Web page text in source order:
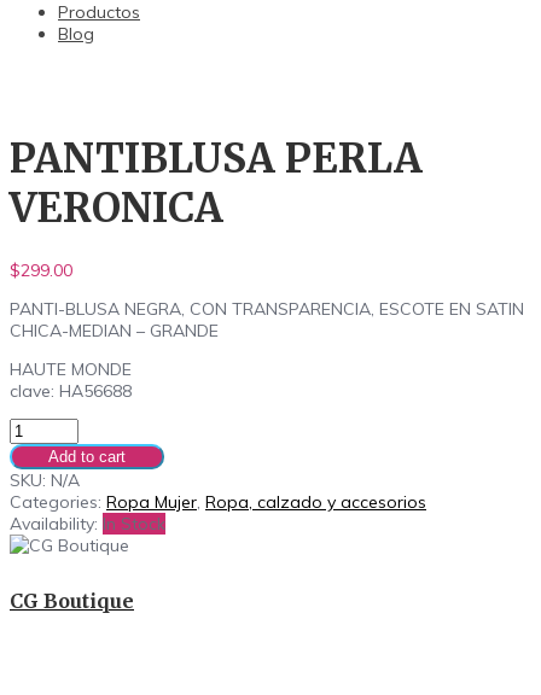
Productos
Blog
PANTIBLUSA PERLA
VERONICA
$299.00
PANTI-BLUSA NEGRA, CON TRANSPARENCIA, ESCOTE EN SATIN
CHICA-MEDIAN – GRANDE
HAUTE MONDE
clave: HA56688
Add to cart
SKU: N/A
Categories: Ropa Mujer, Ropa, calzado y accesorios
Availability: In Stock
CG Boutique